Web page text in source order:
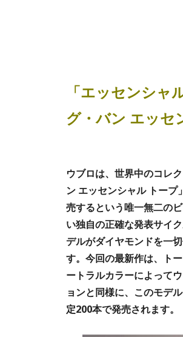
「エッセンシ
グ・バン エッセ
ウブロは、世界中のコレ
ン エッセンシャル トー
売するという唯一無二の
い独自の正確な発表サイ
デルがダイヤモンドを一
す。今回の最新作は、ト
ートラルカラーによって
ョンと同様に、このモデ
定200本で発売されます。